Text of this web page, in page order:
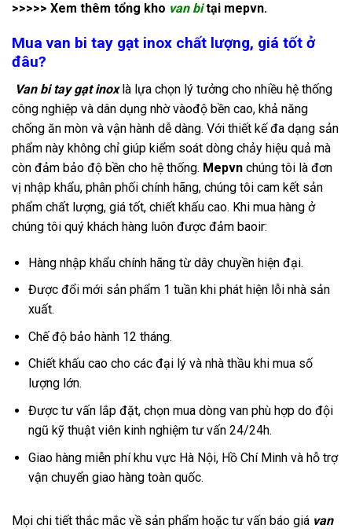
>>>>> Xem thêm tổng kho van bitại mepvn.
Mua van bi tay gạt inox chất lượng, giá tốt ở
đâu?
Van bi tay gạt inoxlà lựa chọn lý tưởng cho nhiều hệ thống
công nghiệp và dân dụng nhờ vàođộ bền cao, khả năng
chống ăn mòn và vận hành dễ dàng. Với thiết kế đa dạng sản
phẩm này không chỉ giúp kiểm soát dòng chảy hiệu quả mà
còn đảm bảo độ bền cho hệ thống. Mepvn chúng tôi là đơn
vị nhập khẩu, phân phối chính hãng, chúng tôi cam kết sản
phẩm chất lượng, giá tốt, chiết khấu cao. Khi mua hàng ở
chúng tôi quý khách hàng luôn được đảm baoir:
Hàng nhập khẩu chính hãng từ dây chuyền hiện đại.
Được đổi mới sản phẩm 1 tuần khi phát hiện lỗi nhà sản
xuất.
Chế độ bảo hành 12 tháng.
Chiết khấu cao cho các đại lý và nhà thầu khi mua số
lượng lớn.
Được tư vấn lắp đặt, chọn mua dòng van phù hợp do đội
ngũ kỹ thuật viên kinh nghiệm tư vấn 24/24h.
Giao hàng miễn phí khu vực Hà Nội, Hồ Chí Minh và hỗ trợ
vận chuyển giao hàng toàn quốc.
Mọi chi tiết thắc mắc về sản phẩm hoặc tư vấn báo giá van